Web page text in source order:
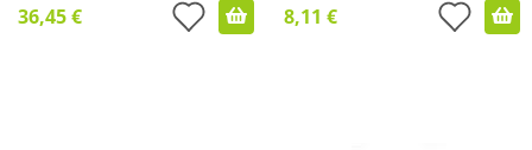
36,45 € 8,11 €